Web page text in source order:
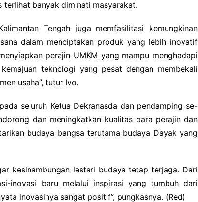
terlihat banyak diminati masyarakat.
Tengah juga memfasilitasi kemungkinan
dalam menciptakan produk yang lebih inovatif
perajin UMKM yang mampu menghadapi
teknologi yang pesat dengan membekali
usaha”, tutur Ivo.
seluruh Ketua Dekranasda dan pendamping se-
dan meningkatkan kualitas para perajin dan
budaya bangsa terutama budaya Dayak yang
kesinambungan lestari budaya tetap terjaga. Dari
inovasi baru melalui inspirasi yang tumbuh dari
inovasinya sangat positif”, pungkasnya. (Red)